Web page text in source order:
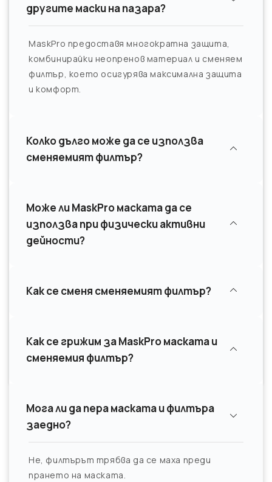
другите маски на пазара?
MaskPro предоставя многократна защита,
комбинирайки неопренов материал и сменяем
филтър, което осигурява максимална защита
и комфорт.
Колко дълго може да се използва
сменяемият филтър?
Може ли MaskPro маската да се
използва при физически активни
дейности?
Как се сменя сменяемият филтър?
Как се грижим за MaskPro маската и
сменяемия филтър?
Мога ли да пера маската и филтъра
заедно?
Не, филтърът трябва да се маха преди
прането на маската.